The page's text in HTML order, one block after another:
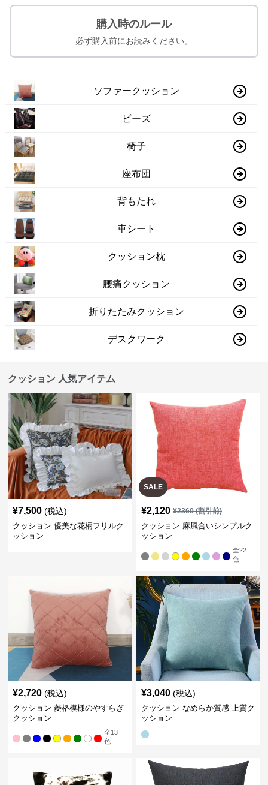
購入時のルール
必ず購入前にお読みください。
ソファークッション
ビーズ
椅子
座布団
背もたれ
車シート
クッション枕
腰痛クッション
折りたたみクッション
デスクワーク
クッション 人気アイテム
¥7,500 (税込)
クッション 優美な花柄フリルク
ッション
SALE
¥2,120 ¥2360(割引前)
クッション 麻風合いシンプルク
ッション
全22
色
¥2,720 (税込)
クッション 菱格模様のやすらぎ
クッション
全13
色
¥3,040 (税込)
クッション なめらか質感 上質ク
ッション